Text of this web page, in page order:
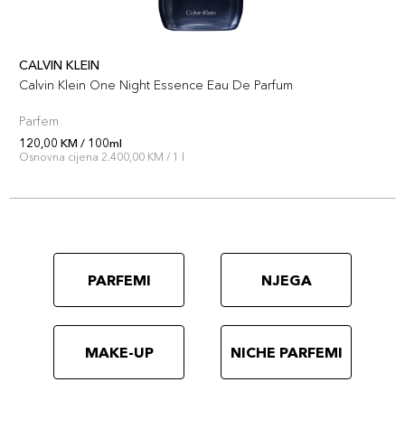
CALVIN KLEIN
Calvin Klein One Night Essence Eau De Parfum
Parfem
120,00 KM / 100ml
Osnovna cijena 2.400,00 KM / 1 l
PARFEMI NJEGA
MAKE-UP NICHE PARFEMI